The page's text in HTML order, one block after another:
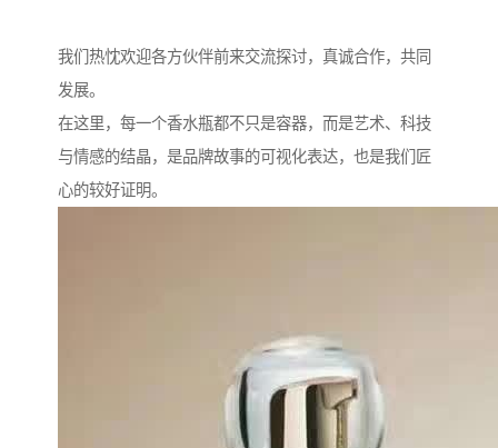
我们热忱欢迎各方伙伴前来交流探讨，真诚合作，共同
发展。
在这里，每一个香水瓶都不只是容器，而是艺术、科技
与情感的结晶，是品牌故事的可视化表达，也是我们匠
心的较好证明。